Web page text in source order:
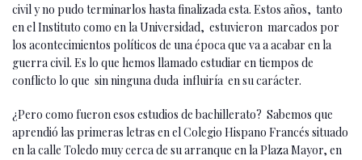
civil y no pudo terminarlos hasta finalizada esta. Estos años, tanto
en el Instituto como en la Universidad, estuvieron marcados por
los acontecimientos políticos de una época que va a acabar en la
guerra civil. Es lo que hemos llamado estudiar en tiempos de
conflicto lo que sin ninguna duda influiría en su carácter.
¿Pero como fueron esos estudios de bachillerato? Sabemos que
aprendió las primeras letras en el Colegio Hispano Francés situado
en la calle Toledo muy cerca de su arranque en la Plaza Mayor, en